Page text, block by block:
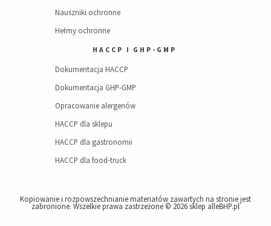
Nauszniki ochronne
Hełmy ochronne
HACCP I GHP-GMP
Dokumentacja HACCP
Dokumentacja GHP-GMP
Opracowanie alergenów
HACCP dla sklepu
HACCP dla gastronomii
HACCP dla food-truck
Kopiowanie i rozpowszechnianie materiałów zawartych na stronie jest
zabronione. Wszelkie prawa zastrzeżone © 2026sklep alleBHP.pl